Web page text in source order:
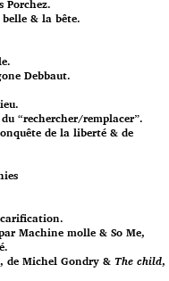
Porchez.
& la bête.
Debbaut.
“rechercher/remplacer”.
de la liberté & de
Machine molle & So Me,
, de Michel Gondry & The child,